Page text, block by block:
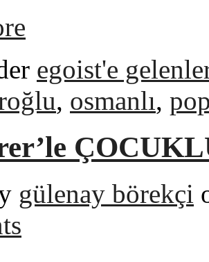
egoist'e
, osmanlı,
gülenay börekçi